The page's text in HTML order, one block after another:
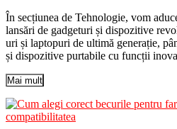
În secțiunea de Tehnologie, vom
lansări de gadgeturi și dispozitive
uri și laptopuri de ultimă generație,
și dispozitive purtabile cu funcții
Mai mult